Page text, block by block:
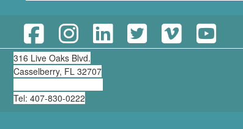
316 Live Oaks Blvd.
Casselberry, FL 32707
Tel: 407-830-0222